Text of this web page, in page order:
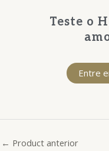
Teste o
Entre
← Product anterior